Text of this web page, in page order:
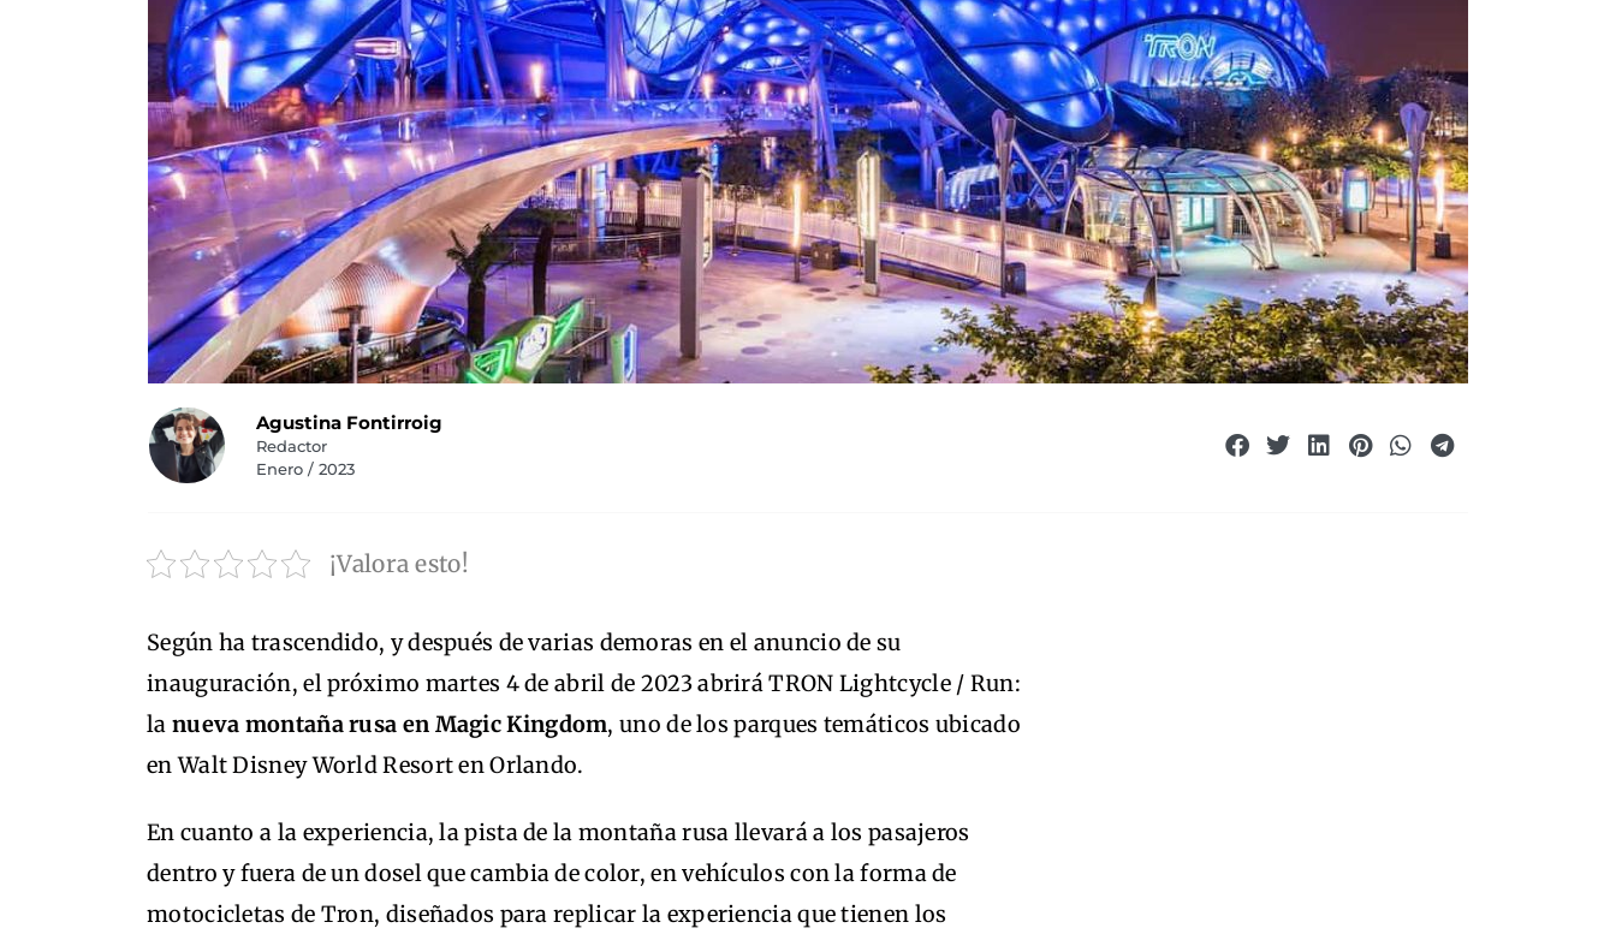
Agustina Fontirroig
Redactor
Enero / 2023
¡Valora esto!
Según ha trascendido, y después de varias demoras en el anuncio de su
inauguración, el próximo martes 4 de abril de 2023 abrirá TRON Lightcycle / Run:
la nueva montaña rusa en Magic Kingdom, uno de los parques temáticos ubicado
en Walt Disney World Resort en Orlando.
En cuanto a la experiencia, la pista de la montaña rusa llevará a los pasajeros
dentro y fuera de un dosel que cambia de color, en vehículos con la forma de
motocicletas de Tron, diseñados para replicar la experiencia que tienen los